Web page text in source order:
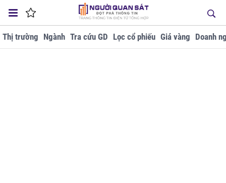
Thị trường Ngành Tra cứu GD Lọc cổ phiếu Giá vàng Doanh